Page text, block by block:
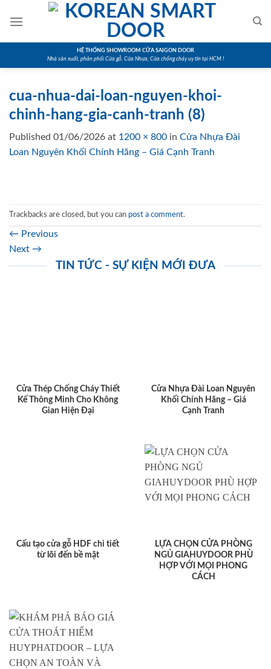
HỆ THỐNG SHOWROOM CỬA SAIGON DOOR
Nhà sản xuất, phân phối Cửa gỗ, Cửa Nhựa, Cửa chống cháy uy tín tại HCM !
cua-nhua-dai-loan-nguyen-khoi-
chinh-hang-gia-canh-tranh (8)
Published 01/06/2026 at 1200 × 800 in Cửa Nhựa Đài
Loan Nguyên Khối Chính Hãng – Giá Cạnh Tranh
Trackbacks are closed, but you can post a comment.
← Previous
Next →
TIN TỨC - SỰ KIỆN MỚI ĐƯA
Cửa Thép Chống Cháy Thiết
Kế Thông Minh Cho Không
Gian Hiện Đại
Cửa Nhựa Đài Loan Nguyên
Khối Chính Hãng – Giá
Cạnh Tranh
Cấu tạo cửa gỗ HDF chi tiết
từ lõi đến bề mặt
LỰA CHỌN CỬA PHÒNG
NGỦ GIAHUYDOOR PHÙ
HỢP VỚI MỌI PHONG
CÁCH